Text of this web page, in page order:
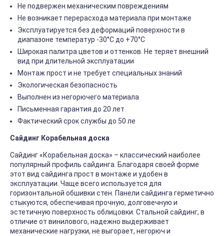
Не подвержен механическим повреждениям
Не возникает перерасхода материала при монтаже
Эксплуатируется без деформаций поверхности в
диапазоне температур -30°C до +70°C
Широкая палитра цветов и оттенков. Не теряет внешний
вид при длительной эксплуатации
Монтаж прост и не требует специальных знаний
Экологическая безопасность
Выполнен из негорючего материала
Письменная гарантия до 20 лет
Фактический срок службы до 50 ле
Сайдинг Корабельная доска
Сайдинг «Корабельная доска» – классический наиболее
популярный профиль сайдинга. Благодаря своей форме
этот вид сайдинга прост в монтаже и удобен в
эксплуатации. Чаще всего используется для
горизонтальной обшивки стен. Панели сайдинга герметично
стыкуются, обеспечивая прочную, долговечную и
эстетичную поверхность облицовки. Стальной сайдинг, в
отличие от винилового, надежно выдерживает
механические нагрузки, не выгорает, негорюч и